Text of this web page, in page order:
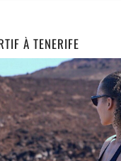
À TENERIFE